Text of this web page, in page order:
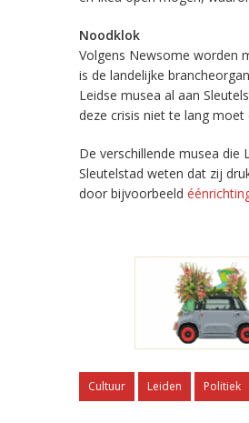
Noodklok
Volgens Newsome worden
is de landelijke
Leidse musea al aan
deze crisis niet te lang moet
De verschillende musea die
Sleutelstad weten dat zij
door bijvoorbeeld
Cultuur Leiden Politiek